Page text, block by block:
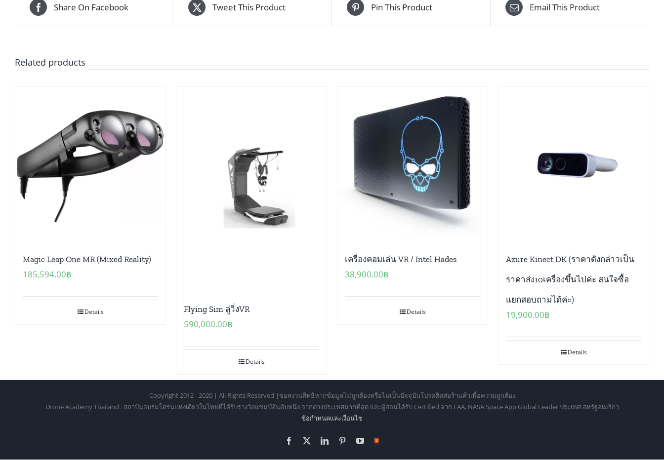
Share On Facebook Tweet This Product Pin This Product Email This Product
Related products
Magic Leap One MR (Mixed Reality)
185,594.00฿
Details Flying Sim ลู่วิ่งVR
590,000.00฿
Details
เครื่องคอมเล่น VR / Intel Hades
38,900.00฿
Details
Azure Kinect DK (ราคาดังกล่าวเป็น
ราคาส่ง10เครื่องขึ้นไปค่ะ สนใจซื้อ
แยกสอบถามได้ค่ะ)
19,900.00฿
Details
Copyright 2012 - 2020 | All Rights Reserved |ขอสงวนสิทธิหากข้อมูลไม่ถูกต้องหรือไม่เป็นปัจจุบันโปรดติดต่อร้านค้าเพื่อความถูกต้อง
Drone Academy Thailand : สถาบันอบรมโดรนแห่งเดียวในไทยที่ได้รับรางวัลแชมป์อันดับหนึ่ง จากต่างประเทศมากที่สุด และผู้สอนได้รับ Certified จาก FAA, NASA Space App Global Leader ประเทศ สหรัฐอเมริกา
ข้อกำหนดเเละเงื่อนไข
Facebook
X LinkedInPinterestYouTube
Https://shopee.co.th/oculus.vr.thailand